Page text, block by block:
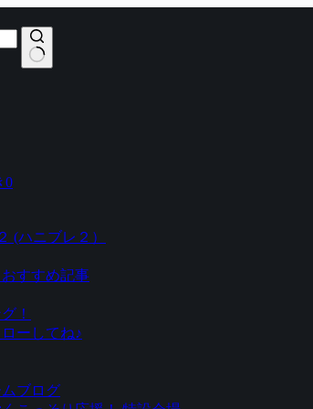
0
(ハニブレ２）
すすめ記事
！
ーしてね♪
ブログ